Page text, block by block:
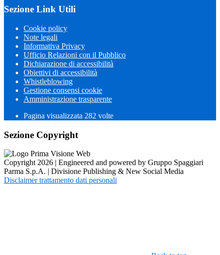
Sezione Link Utili
Cookie policy
Note legali
Informativa Privacy
Ufficio Relazioni con il Pubblico
Dichiarazione di accessibilità
Obiettivi di accessibilità
Whistleblowing
Gestione consensi cookie
Amministrazione trasparente
Pagina visualizzata 282 volte
Sezione Copyright
Copyright 2026 | Engineered and powered by Gruppo Spaggiari
Parma S.p.A. | Divisione Publishing & New Social Media
Disclaimer trattamento dati personali